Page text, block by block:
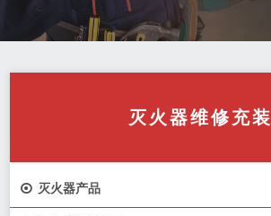
灭火器维修充装
 灭火器产品